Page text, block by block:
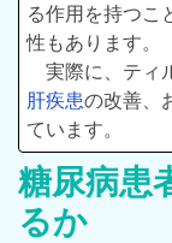
る作用を持つこ
性もあります。
実際に、ティ
肝疾患の改善、
ています。
糖尿病患
るか